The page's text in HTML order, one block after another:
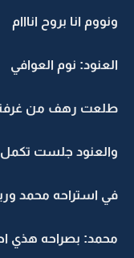
ونووم انا بروح انااام
العنود: نوم العوافي
طلعت رهف من غرفة
والعنود جلست تكمل
في استراحه محمد
محمد: بصراحه هذي